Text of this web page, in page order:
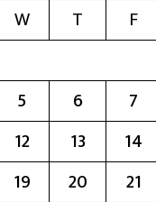
W T F
5 6 7
12 13 14
19 20 21